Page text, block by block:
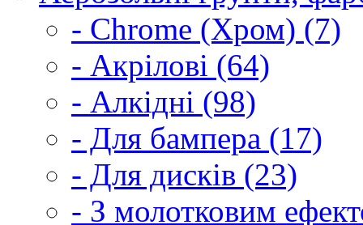
- Chrome (Хром) (7)
- Акрілові (64)
- Алкідні (98)
- Для бампера (17)
- Для дисків (23)
- З молотковим